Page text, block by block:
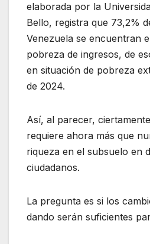
elaborada por la
Bello, registra que 73,2%
Venezuela se encuentran
pobreza de ingresos, de
en situación de pobreza
de 2024.
Así, al parecer,
requiere ahora más que
riqueza en el subsuelo en
ciudadanos.
La pregunta es si los
dando serán suficientes